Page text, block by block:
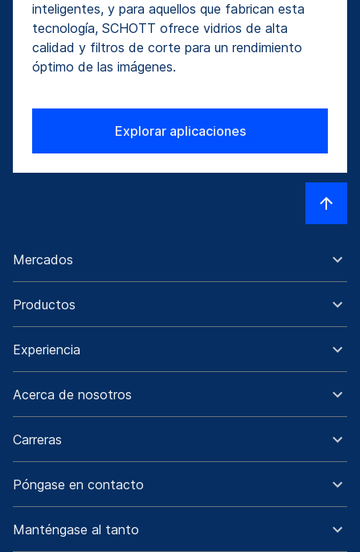
inteligentes, y para aquellos que fabrican esta
tecnología, SCHOTT ofrece vidrios de alta
calidad y filtros de corte para un rendimiento
óptimo de las imágenes.
Explorar aplicaciones
Mercados
Productos
Experiencia
Acerca de nosotros
Carreras
Póngase en contacto
Manténgase al tanto